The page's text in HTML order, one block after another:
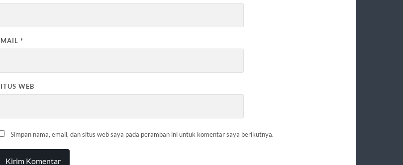
*
WEB
Simpan nama, email, dan situs web saya pada peramban ini untuk komentar saya berikutnya.